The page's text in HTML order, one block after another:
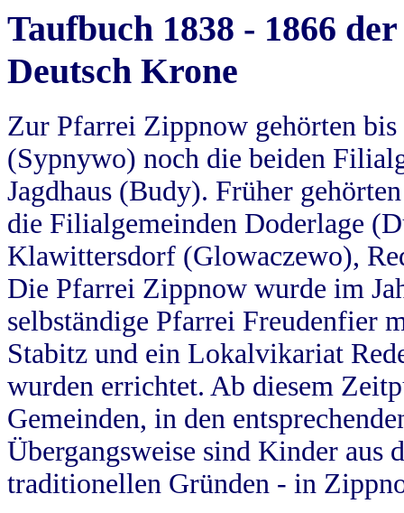
Taufbuch 1838 - 1866
Deutsch Krone
Zur Pfarrei Zippnow gehörten
(Sypnywo) noch die beiden
Jagdhaus (Budy). Früher
die Filialgemeinden Doderlage
Klawittersdorf (Glowaczewo),
Die Pfarrei Zippnow wurde im
selbständige Pfarrei Freudenfier
Stabitz und ein Lokalvikariat
wurden errichtet. Ab diesem
Gemeinden, in den
Übergangsweise sind Kinder aus
traditionellen Gründen - in